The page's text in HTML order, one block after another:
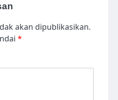
akan dipublikasikan.
*